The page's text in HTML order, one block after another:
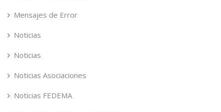
Mensajes de Error
Noticias
Noticias
Noticias Asociaciones
Noticias FEDEMA